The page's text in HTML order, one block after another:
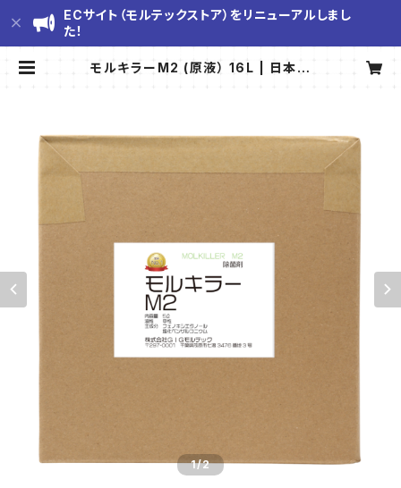
ECサイト（モルテックストア）をリニューアルしまし
た！
モルキラーM2 (原液） 16L | 日本一
1/2